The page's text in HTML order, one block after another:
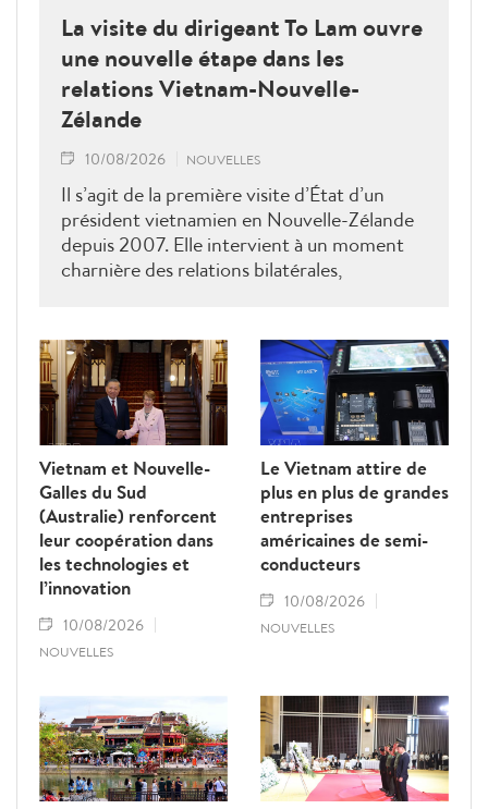
La visite du dirigeant To Lam ouvre
une nouvelle étape dans les
relations Vietnam-Nouvelle-
Zélande
10/08/2026 NOUVELLES
Il s’agit de la première visite d’État d’un
président vietnamien en Nouvelle-Zélande
depuis 2007. Elle intervient à un moment
charnière des relations bilatérales,
la coopération au développement, de la
sécurité et des échanges entre les peuples, a
déclaré le ministre néo-zélandais des
Affaires étrangères, Winston Peters.
Vietnam et Nouvelle-
Galles du Sud
(Australie) renforcent
leur coopération dans
les technologies et
l’innovation
10/08/2026
NOUVELLES
Le Vietnam attire de
plus en plus de grandes
entreprises
américaines de semi-
conducteurs
10/08/2026
NOUVELLES